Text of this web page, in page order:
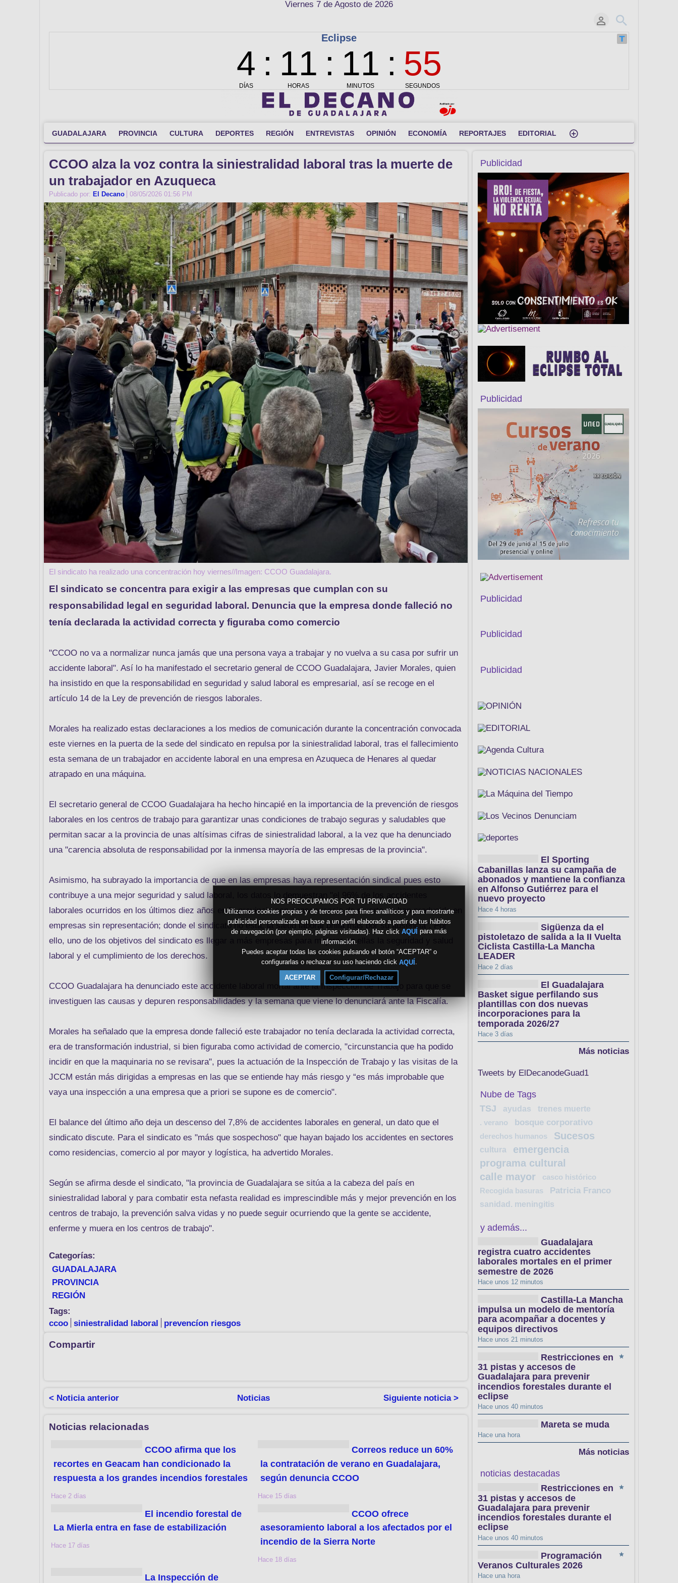
NOS PREOCUPAMOS POR TU PRIVACIDAD
Utilizamos cookies propias y de terceros para fines analíticos y para mostrarte
publicidad personalizada en base a un perfil elaborado a partir de tus hábitos
de navegación (por ejemplo, páginas visitadas). Haz click AQUÍ para más
información.
Puedes aceptar todas las cookies pulsando el botón “ACEPTAR” o
configurarlas o rechazar su uso haciendo click AQUÍ
ACEPTAR Configurar/Rechazar
Viernes 7 de Agosto de 2026
GUADALAJARA PROVINCIA CULTURA DEPORTES REGIÓN ENTREVISTAS OPINIÓN ECONOMÍA REPORTAJES EDITORIAL
CCOO alza la voz contra la siniestralidad laboral tras la muerte de
un trabajador en Azuqueca
Publicado por: El Decano 08/05/2026 01:56 PM
El sindicato ha realizado una concentración hoy viernes//Imagen: CCOO Guadalajara.
El sindicato se concentra para exigir a las empresas que cumplan con su
responsabilidad legal en seguridad laboral. Denuncia que la empresa donde falleció no
tenía declarada la actividad correcta y figuraba como comercio
"CCOO no va a normalizar nunca jamás que una persona vaya a trabajar y no vuelva a su casa por sufrir un
accidente laboral". Así lo ha manifestado el secretario general de CCOO Guadalajara, Javier Morales, quien
ha insistido en que la responsabilidad en seguridad y salud laboral es empresarial, así se recoge en el
artículo 14 de la Ley de prevención de riesgos laborales.
Morales ha realizado estas declaraciones a los medios de comunicación durante la concentración convocada
este viernes en la puerta de la sede del sindicato en repulsa por la siniestralidad laboral, tras el fallecimiento
esta semana de un trabajador en accidente laboral en una empresa en Azuqueca de Henares al quedar
atrapado en una máquina.
El secretario general de CCOO Guadalajara ha hecho hincapié en la importancia de la prevención de riesgos
laborales en los centros de trabajo para garantizar unas condiciones de trabajo seguras y saludables que
permitan sacar a la provincia de unas altísimas cifras de siniestralidad laboral, a la vez que ha denunciado
una "carencia absoluta de responsabilidad por la inmensa mayoría de las empresas de la provincia".
Asimismo, ha subrayado la importancia de que en las empresas haya representación sindical pues esto
contribuye a una mejor seguridad y salud laboral, los datos lo demuestran "el 96% de los accidentes
laborales ocurridos en los últimos diez años en la provincia con consecuencia de muerte se han producido en
empresas sin representación; donde el sindicato no está, la salud laboral brilla más por su ausencia". Por
ello, uno de los objetivos del sindicato es llegar a más empresas para mejorar en ellas la seguridad y salud
laboral y el cumplimiento de los derechos.
CCOO Guadalajara ha denunciado este accidente laboral mortal ante la Inspección de Trabajo para que se
investiguen las causas y depuren responsabilidades y la semana que viene lo denunciará ante la Fiscalía.
Morales ha señalado que la empresa donde falleció este trabajador no tenía declarada la actividad correcta,
era de transformación industrial, si bien figuraba como actividad de comercio, "circunstancia que ha podido
incidir en que la maquinaria no se revisara", pues la actuación de la Inspección de Trabajo y las visitas de la
JCCM están más dirigidas a empresas en las que se entiende hay más riesgo y “es más improbable que
vaya una inspección a una empresa que a priori se supone es de comercio".
El balance del último año deja un descenso del 7,8% de accidentes laborales en general, un dato que el
sindicato discute. Para el sindicato es "más que sospechoso" que hayan bajado los accidentes en sectores
como residencias, comercio al por mayor y logística, ha advertido Morales.
Según se afirma desde el sindicato, "la provincia de Guadalajara se sitúa a la cabeza del país en
siniestralidad laboral y para combatir esta nefasta realidad es imprescindible más y mejor prevención en los
centros de trabajo, la prevención salva vidas y no puede seguir ocurriendo que la gente se accidente,
enferme y muera en los centros de trabajo".
Categorías:
GUADALAJARA
PROVINCIA
REGIÓN
Tags:
ccoo siniestralidad laboral prevencíon riesgos
Compartir
< Noticia anterior Noticias Siguiente noticia >
Noticias relacionadas
CCOO afirma que los
recortes en Geacam han condicionado la
respuesta a los grandes incendios forestales
Hace 2 días
Correos reduce un 60%
la contratación de verano en Guadalajara,
según denuncia CCOO
Hace 15 días
El incendio forestal de
La Mierla entra en fase de estabilización
Hace 17 días
CCOO ofrece
asesoramiento laboral a los afectados por el
incendio de la Sierra Norte
Hace 18 días
La Inspección de
Publicidad
Publicidad
Publicidad
Publicidad
Publicidad
El Sporting
Cabanillas lanza su campaña de
abonados y mantiene la confianza
en Alfonso Gutiérrez para el
nuevo proyecto
Hace 4 horas
Sigüenza da el
pistoletazo de salida a la II Vuelta
Ciclista Castilla-La Mancha
LEADER
Hace 2 días
El Guadalajara
Basket sigue perfilando sus
plantillas con dos nuevas
incorporaciones para la
temporada 2026/27
Hace 3 días
Más noticias
Tweets by ElDecanodeGuad1
Nube de Tags
TSJ
ayudas trenes muerte
. verano bosque corporativo
derechos humanos Sucesos
cultura
emergencia
programa cultural
calle mayor
casco histórico
Recogida basuras
Patricia Franco
sanidad. meningitis
y además...
Guadalajara
registra cuatro accidentes
laborales mortales en el primer
semestre de 2026
Hace unos 12 minutos
Castilla-La Mancha
impulsa un modelo de mentoría
para acompañar a docentes y
equipos directivos
Hace unos 21 minutos
Restricciones en
31 pistas y accesos de
Guadalajara para prevenir
incendios forestales durante el
eclipse
Hace unos 40 minutos
Mareta se muda
Hace una hora
Más noticias
noticias destacadas
Restricciones en
31 pistas y accesos de
Guadalajara para prevenir
incendios forestales durante el
eclipse
Hace unos 40 minutos
Programación
Veranos Culturales 2026
Hace una hora